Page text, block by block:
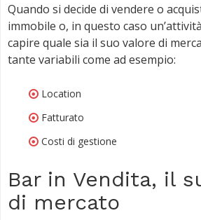
Quando si decide di vendere o
immobile o, in questo caso
capire quale sia il suo valore di
tante variabili come ad esempio:
Location
Fatturato
Costi di gestione
Bar in Vendita, il
di mercato